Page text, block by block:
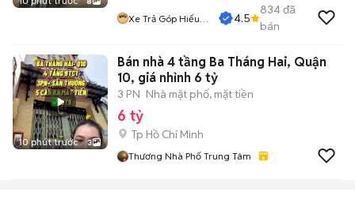
Xe Trả Góp Hiếu
4.5
834đã
bán
10 phút trước 3
Bán nhà 4 tầng Ba Tháng Hai, Quận
10, giá nhỉnh 6 tỷ
3 PN Nhà mặt phố, mặt tiền
6 tỷ
Tp Hồ Chí Minh
Thương Nhà Phố Trung Tâm